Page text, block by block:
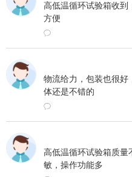
高低温循环试验箱收到
方便
ꂖ
物流给力，包装也很好
体还是不错的
ꂖ
高低温循环试验箱质量
敏，操作功能多